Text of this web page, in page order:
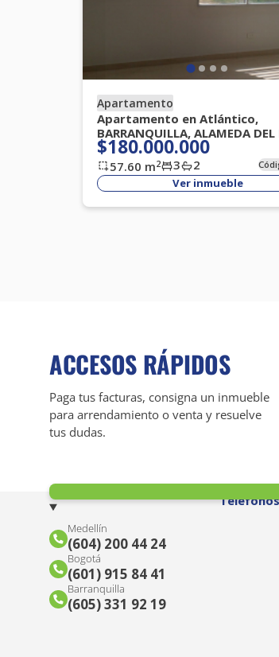
Apartamento
Apartamento en Atlántico,
BARRANQUILLA, ALAMEDA DEL
$180.000.000
57.60 m2 3 2
Ver inmueble
ACCESOS RÁPIDOS
Paga tus facturas, consigna un inmueble
para arrendamiento o venta y resuelve
tus dudas.
Medellín
(604) 200 44 24
Bogotá
(601) 915 84 41
Barranquilla
(605) 331 92 19